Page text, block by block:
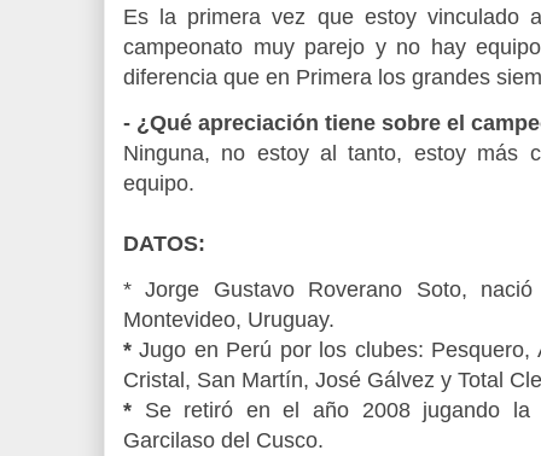
Es la primera vez que estoy vinculado
campeonato muy parejo y no hay
diferencia que en Primera los grandes
- ¿Qué apreciación tiene sobre el
Ninguna, no estoy al tanto, estoy más
equipo.
DATOS:
* Jorge Gustavo Roverano Soto,
Montevideo, Uruguay.
* Jugo en Perú por los clubes: Pesquero,
Cristal, San Martín, José Gálvez y Total
* Se retiró en el año 2008 jugando la
Garcilaso del Cusco.